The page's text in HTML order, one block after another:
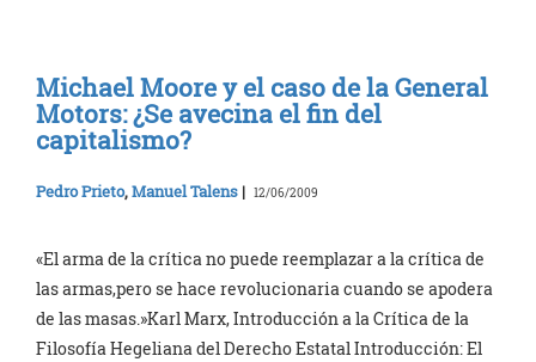
Michael Moore y el caso de la General
Motors: ¿Se avecina el fin del
capitalismo?
Pedro Prieto,Manuel Talens | 12/06/2009
«El arma de la crítica no puede reemplazar a la crítica de
las armas,pero se hace revolucionaria cuando se apodera
de las masas.»Karl Marx, Introducción a la Crítica de la
Filosofía Hegeliana del Derecho Estatal Introducción: El